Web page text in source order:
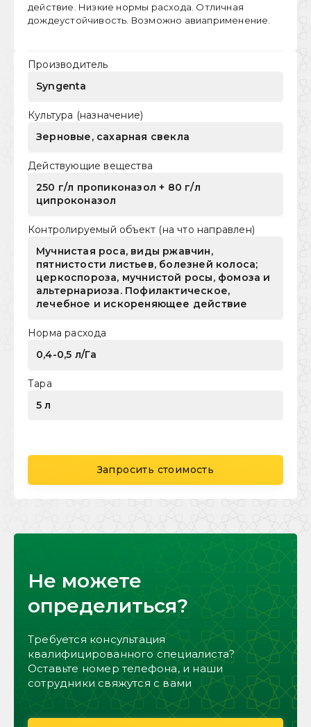
действие. Низкие нормы расхода. Отличная
дождеустойчивость. Возможно авиаприменение.
Производитель
Syngenta
Культура (назначение)
Зерновые, сахарная свекла
Действующие вещества
250 г/л пропиконазол + 80 г/л
ципроконазол
Контролируемый объект (на что направлен)
Мучнистая роса, виды ржавчин,
пятнистости листьев, болезней колоса;
церкоспороза, мучнистой росы, фомоза и
альтернариоза. Пофилактическое,
лечебное и искореняющее действие
Норма расхода
0,4-0,5 л/Га
Тара
5 л
Запросить стоимость
Не можете
определиться?
Требуется консультация
квалифицированного специалиста?
Оставьте номер телефона, и наши
сотрудники свяжутся с вами